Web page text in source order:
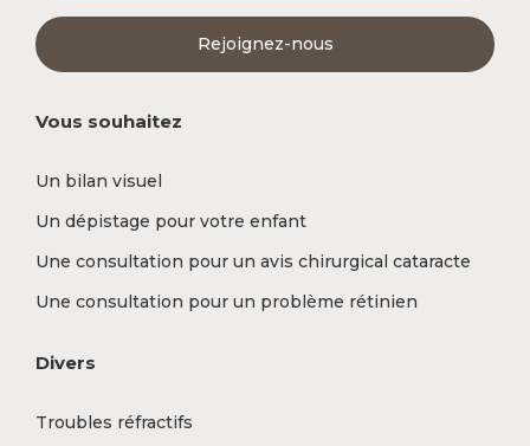
Rejoignez-nous
Vous souhaitez
Un bilan visuel
Un dépistage pour votre enfant
Une consultation pour un avis chirurgical cataracte
Une consultation pour un problème rétinien
Divers
Troubles réfractifs